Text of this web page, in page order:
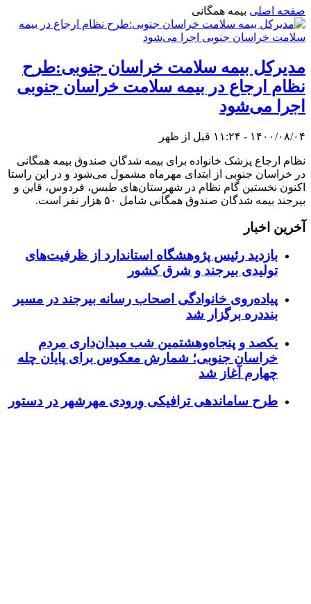
صفحه اصلی بیمه همگانی
مدیرکل بیمه سلامت خراسان جنوبی:طرح
نظام ارجاع در بیمه سلامت خراسان جنوبی
اجرا می‌شود
۱۴۰۰/۰۸/۰۴ - ۱۱:۲۴ قبل از ظهر
نظام ارجاع پزشک خانواده برای بیمه شدگان صندوق بیمه همگانی
در خراسان جنوبی از ابتدای مهرماه مشمول می‌شود و در این راستا
اکنون نخستین گام نظام در شهرستان‌های طبس، فردوس، قاین و
بیرجند بیمه شدگان صندوق همگانی شامل ۵۰ هزار نفر است.
آخرین اخبار
بازدید رئیس پژوهشگاه استاندارد از ظرفیت‌های
تولیدی بیرجند و شرق کشور
پیاده‌روی خانوادگی اصحاب رسانه بیرجند در مسیر
بنددره برگزار شد
یکصد و پنجاه‌وهشتمین شب میدان‌داری مردم
خراسان جنوبی؛ شمارش معکوس برای پایان چله
چهارم آغاز شد
طرح ساماندهی ترافیکی ورودی مهرشهر در دستور